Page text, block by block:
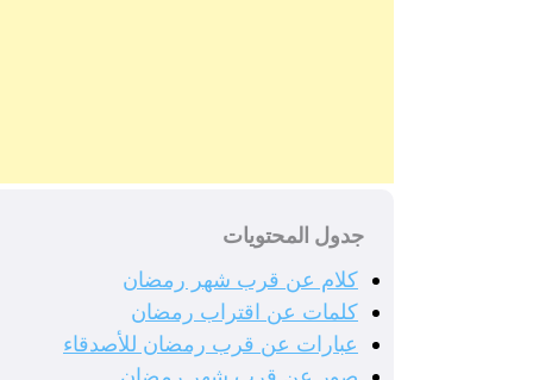
جدول المحتويات
كلام عن قرب شهر رمضان
كلمات عن اقتراب رمضان
عبارات عن قرب رمضان للأصدقاء